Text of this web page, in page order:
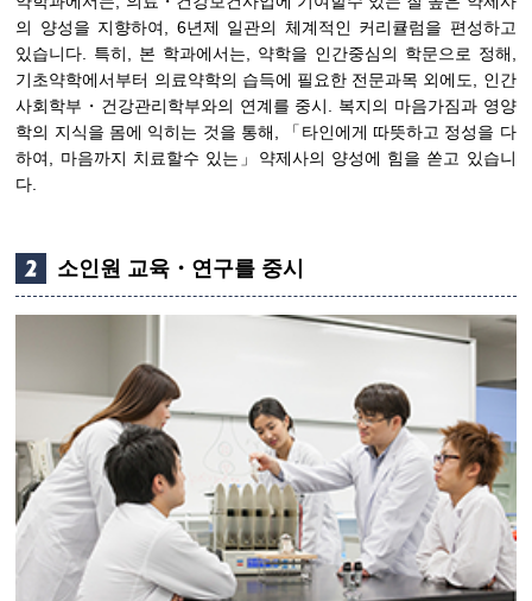
의 양성을 지향하여, 6년제 일관의 체계적인 커리큘럼을 편성하고
있습니다. 특히, 본 학과에서는, 약학을 인간중심의 학문으로 정해,
기초약학에서부터 의료약학의 습득에 필요한 전문과목 외에도, 인간
사회학부・건강관리학부와의 연계를 중시. 복지의 마음가짐과 영양
학의 지식을 몸에 익히는 것을 통해, 「타인에게 따뜻하고 정성을 다
하여, 마음까지 치료할수 있는」약제사의 양성에 힘을 쏟고 있습니
다.
소인원 교육・연구를 중시